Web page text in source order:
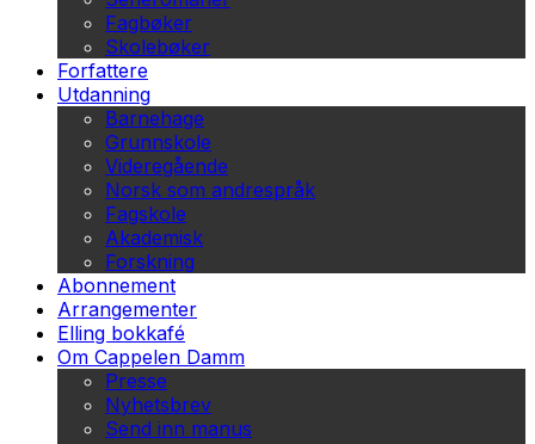
Fagbøker
Skolebøker
Forfattere
Utdanning
Barnehage
Grunnskole
Videregående
Norsk som andrespråk
Fagskole
Akademisk
Forskning
Abonnement
Arrangementer
Elling bokkafé
Om Cappelen Damm
Presse
Nyhetsbrev
Send inn manus